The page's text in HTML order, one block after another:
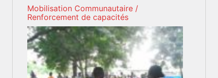
Mobilisation Communautaire /
Renforcement de capacités